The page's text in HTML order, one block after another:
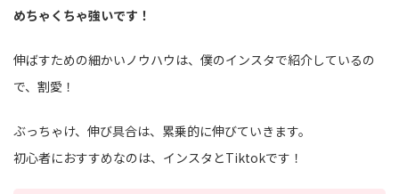
めちゃくちゃ強いです！
伸ばすための細かいノウハウは、僕のインスタで紹介しているの
で、割愛！
ぶっちゃけ、伸び具合は、累乗的に伸びていきます。
初心者におすすめなのは、インスタとTiktokです！